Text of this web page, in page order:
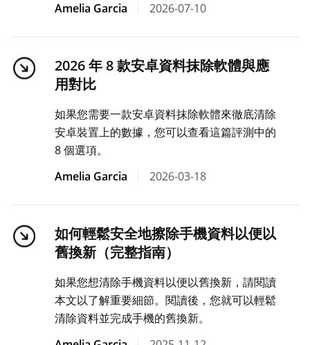
Amelia Garcia
2026-07-10
2026 年 8 款安卓資料抹除軟體與應
用對比
如果您需要一款安卓資料抹除軟體來徹底清除
安卓裝置上的數據，您可以查看這篇評測中的
8 個選項。
Amelia Garcia
2026-03-18
如何輕鬆安全地擦除手機資料以便以
舊換新（完整指南）
如果您想清除手機資料以便以舊換新，請閱讀
本文以了解重要細節。閱讀後，您就可以輕鬆
清除資料並完成手機的舊換新。